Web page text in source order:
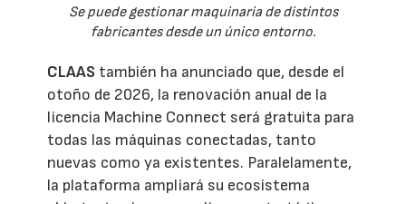
Se puede gestionar maquinaria de distintos
fabricantes desde un único entorno.
CLAAS también ha anunciado que, desde el
otoño de 2026, la renovación anual de la
licencia Machine Connect será gratuita para
todas las máquinas conectadas, tanto
nuevas como ya existentes. Paralelamente,
la plataforma ampliará su ecosistema